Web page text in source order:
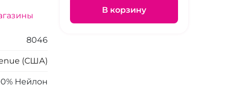
8046
(США)
Нейлон
В корзину